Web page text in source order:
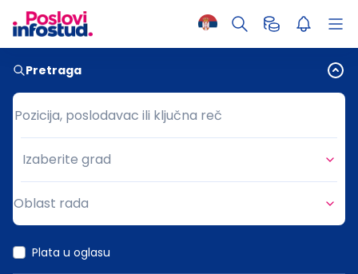
Pretraga
Pozicija, poslodavac ili ključna reč
Pozicija, poslodavac ili ključna reč
Grad
Izaberite grad
Oblast rada
Plata u oglasu